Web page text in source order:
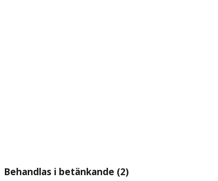
Behandlas i betänkande (2)